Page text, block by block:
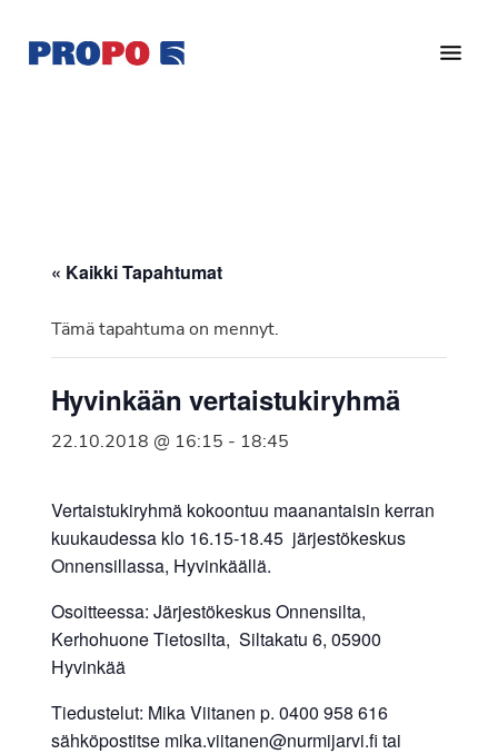
pääsisältöön
alatunnisteeseen
Ry
vuonna
Suomen
« Kaikki Tapahtumat
Tämä tapahtuma on mennyt.
Hyvinkään vertaistukiryhmä
22.10.2018 @ 16:15 - 18:45
Vertaistukiryhmä kokoontuu maanantaisin kerran
kuukaudessa klo 16.15-18.45 järjestökeskus
Onnensillassa, Hyvinkäällä.
Osoitteessa: Järjestökeskus Onnensilta,
Kerhohuone Tietosilta, Siltakatu 6, 05900
Hyvinkää
Tiedustelut: Mika Viitanen p. 0400 958 616
sähköpostitse mika.viitanen@nurmijarvi.fi tai